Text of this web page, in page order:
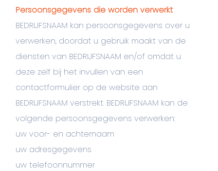
Persoonsgegevens die worden verwerkt
BEDRIJFSNAAM kan persoonsgegevens over u
verwerken, doordat u gebruik maakt van de
diensten van BEDRIJFSNAAM en/of omdat u
deze zelf bij het invullen van een
contactformulier op de website aan
BEDRIJFSNAAM verstrekt. BEDRIJFSNAAM kan de
volgende persoonsgegevens verwerken:
uw voor- en achternaam
uw adresgegevens
uw telefoonnummer